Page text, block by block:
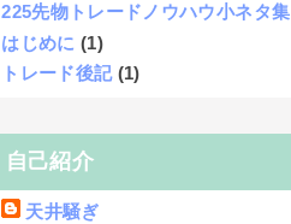
225先物トレードノウハウ小ネタ集
はじめに (1)
トレード後記 (1)
自己紹介
天井騒ぎ